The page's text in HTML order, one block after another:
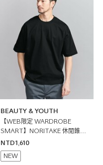
BEAUTY & YOUTH
【WEB限定 WARDROBE
SMART】NORITAKE 休閒錐形
T恤 日本製
NTD1,610
NEW